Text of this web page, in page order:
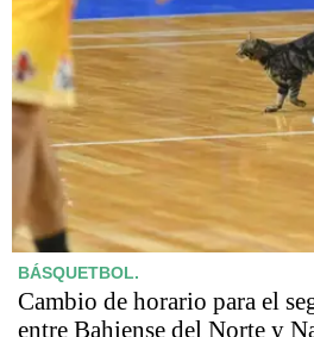
BÁSQUETBOL.
Cambio de horario para el
entre Bahiense del Norte y